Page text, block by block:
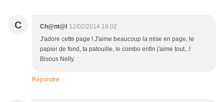
C Ch@nt@l
12/02/2014 18:02
J'adore cette page ! J'aime beaucoup la mise en page, le
papier de fond, ta patouille, le combo enfin j'aime tout...!
Bisous Nelly.
Répondre